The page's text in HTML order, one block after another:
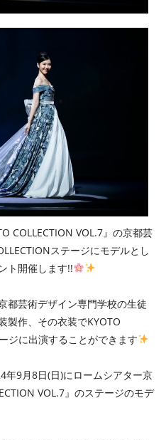
COLLECTION VOL.7』の京都芸
ステージにモデルとし
ト開催します!!
都芸術デザイン専門学校の生徒
製作、その衣装でKYOTO
ジに出演することができます
年9月8日(日)にロームシアター京
VOL.7』のステージのモデ